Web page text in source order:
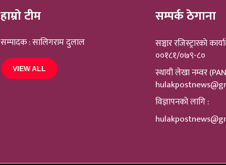
हाम्रो टीम
सम्पादक : सालिगराम दुलाल
VIEW ALL
सम्पर्क ठेगाना
सञ्चार रजिस्ट्रारकाे
००१८१/०७९-८०
स्थायी लेखा नम्वर
विज्ञापनको लागि :